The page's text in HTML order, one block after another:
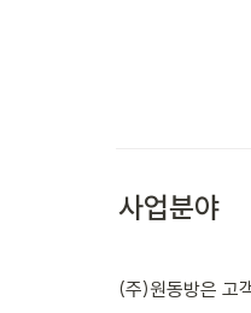
사업분야
(주)원동방은